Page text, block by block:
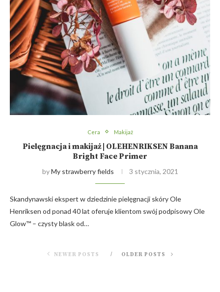
Cera Makijaż
Pielęgnacja i makijaż | OLEHENRIKSEN Banana
Bright Face Primer
byMy strawberry fields 3 stycznia, 2021
Skandynawski ekspert w dziedzinie pielęgnacji skóry Ole
Henriksen od ponad 40 lat oferuje klientom swój podpisowy Ole
Glow™ – czysty blask od…
NEWER POSTS OLDER POSTS